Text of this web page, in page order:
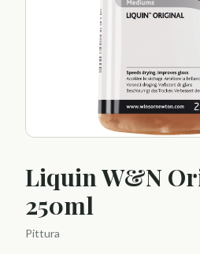
Liquin W&N
250ml
Pittura